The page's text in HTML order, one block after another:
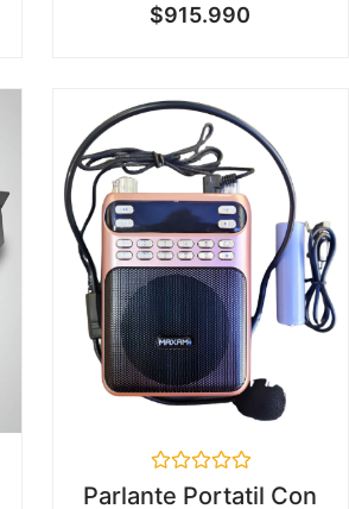
$915.990
Valorado
en
Parlante Portatil Con